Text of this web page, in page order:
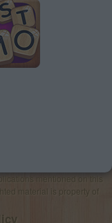
mentioned on this
material is property of